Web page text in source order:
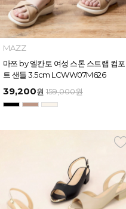
MAZZ
마쯔 by 엘칸토 여성 스톤 스트랩 컴포
트 샌들 3.5cm LCWW07M626
39,200원 159,000원